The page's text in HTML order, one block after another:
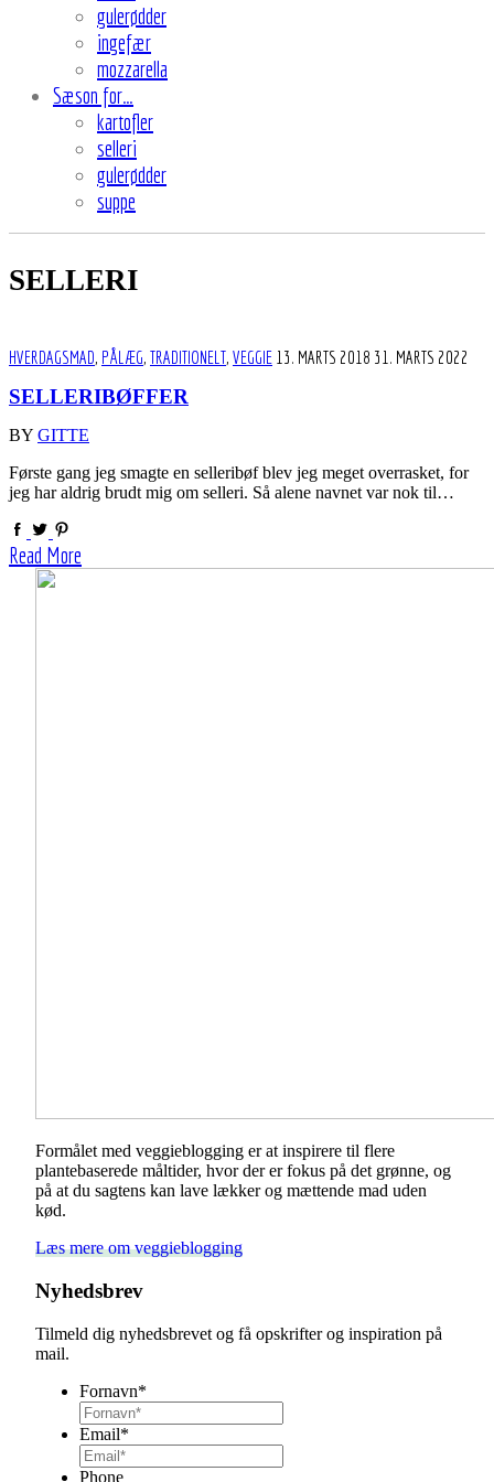
gulerødder
ingefær
mozzarella
Sæson for…
kartofler
selleri
gulerødder
suppe
SELLERI
HVERDAGSMAD, PÅLÆG, TRADITIONELT, VEGGIE 13. MARTS 2018 31. MARTS 2022
SELLERIBØFFER
BY GITTE
Første gang jeg smagte en selleribøf blev jeg meget overrasket, for
jeg har aldrig brudt mig om selleri. Så alene navnet var nok til…
Read More
Formålet med veggieblogging er at inspirere til flere
plantebaserede måltider, hvor der er fokus på det grønne, og
på at du sagtens kan lave lækker og mættende mad uden
kød.
Læs mere om veggieblogging
Nyhedsbrev
Tilmeld dig nyhedsbrevet og få opskrifter og inspiration på
mail.
Fornavn*
Email*
Phone